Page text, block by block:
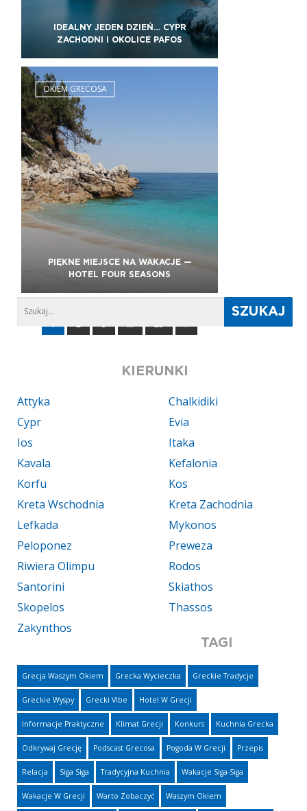
IDEALNY JEDEN DZIEŃ… CYPR
ZACHODNI I OKOLICE PAFOS
OKIEM GRECOSA
PIĘKNE MIEJSCE NA WAKACJE —
HOTEL FOUR SEASONS
1 2 3 … 25
KIERUNKI
Attyka
Chalkidiki
Cypr
Evia
Ios
Itaka
Kavala
Kefalonia
Korfu
Kos
Kreta Wschodnia
Kreta Zachodnia
Lefkada
Mykonos
Peloponez
Preweza
Riwiera Olimpu
Rodos
Santorini
Skiathos
Skopelos
Thassos
Zakynthos
TAGI
Grecja Waszym Okiem Grecka Wycieczka Greckie Tradycje
Greckie Wyspy Grecki Vibe Hotel W Grecji
Informacje Praktyczne Klimat Grecji Konkurs Kuchnia Grecka
Odkrywaj Grecję Podscast Grecosa Pogoda W Grecji Przepis
Relacja Siga Siga Tradycyjna Kuchnia Wakacje Siga-Siga
Wakacje W Grecji Warto Zobaczyć Waszym Okiem